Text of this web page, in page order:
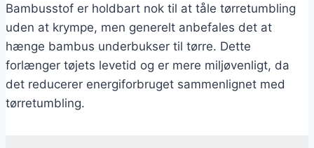
Bambusstof er holdbart nok til at tåle tørretumbling
uden at krympe, men generelt anbefales det at
hænge bambus underbukser til tørre. Dette
forlænger tøjets levetid og er mere miljøvenligt, da
det reducerer energiforbruget sammenlignet med
tørretumbling.